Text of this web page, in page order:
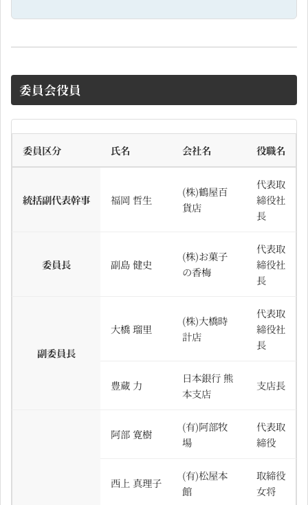
委員会役員
委員区分 氏名 会社名 役職名
統括副代表幹事 福岡 哲生
(株)鶴屋百
貨店
代表取
締役社
長
委員長 副島 健史
(株)お菓子
の香梅
代表取
締役社
長
副委員長
大橋 瑠里
(株)大橋時
計店
代表取
締役社
長
豊蔵 力
日本銀行 熊
本支店
支店長
阿部 寛樹
(有)阿部牧
場
代表取
締役
西上 真理子
(有)松屋本
館
取締役
女将